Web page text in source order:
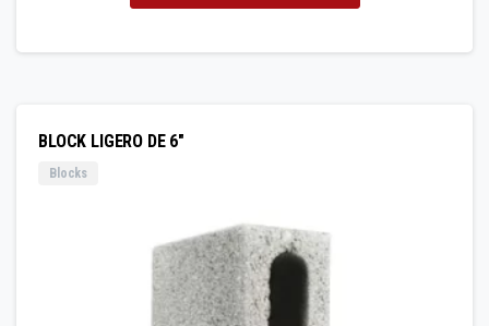
BLOCK LIGERO DE 6″
Blocks